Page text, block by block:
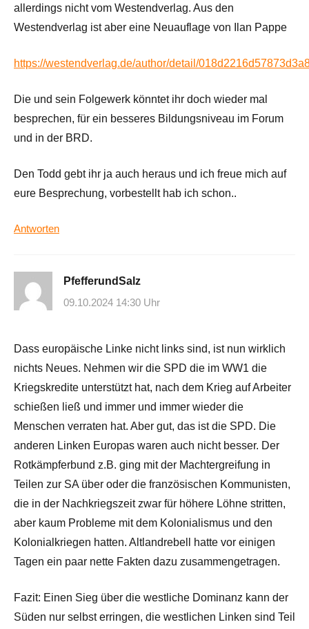
allerdings nicht vom Westendverlag. Aus den
Westendverlag ist aber eine Neuauflage von Ilan Pappe
https://westendverlag.de/author/detail/
Die und sein Folgewerk könntet ihr doch wieder mal
besprechen, für ein besseres Bildungsniveau im Forum
und in der BRD.
Den Todd gebt ihr ja auch heraus und ich freue mich auf
eure Besprechung, vorbestellt hab ich schon..
Antworten
PfefferundSalz
09.10.2024 14:30 Uhr
Dass europäische Linke nicht links sind, ist nun wirklich
nichts Neues. Nehmen wir die SPD die im WW1 die
Kriegskredite unterstützt hat, nach dem Krieg auf Arbeiter
schießen ließ und immer und immer wieder die
Menschen verraten hat. Aber gut, das ist die SPD. Die
anderen Linken Europas waren auch nicht besser. Der
Rotkämpferbund z.B. ging mit der Machtergreifung in
Teilen zur SA über oder die französischen Kommunisten,
die in der Nachkriegszeit zwar für höhere Löhne stritten,
aber kaum Probleme mit dem Kolonialismus und den
Kolonialkriegen hatten. Altlandrebell hatte vor einigen
Tagen ein paar nette Fakten dazu zusammengetragen.
Fazit: Einen Sieg über die westliche Dominanz kann der
Süden nur selbst erringen, die westlichen Linken sind Teil